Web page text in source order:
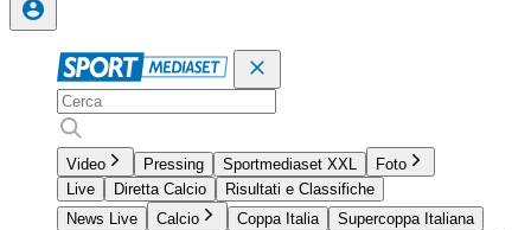
Video Pressing Sportmediaset XXL
Foto
Live
Diretta Calcio
Risultati e Classifiche
News Live
Calcio Coppa Italia
Supercoppa Italiana